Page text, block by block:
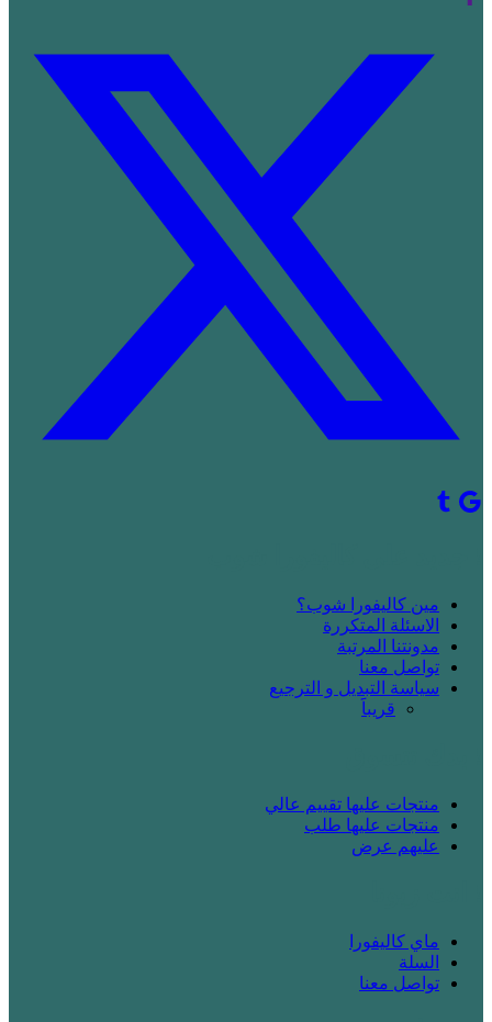
مين كاليفورا شوب؟
الاسئلة المتكررة
مدونتنا المرتبة
تواصل معنا
سياسة التبديل و الترجيع
قريباََ
منتجات عليها تقييم عالي
منتجات عليها طلب
عليهم عرض
ماي كاليفورا
السلة
تواصل معنا